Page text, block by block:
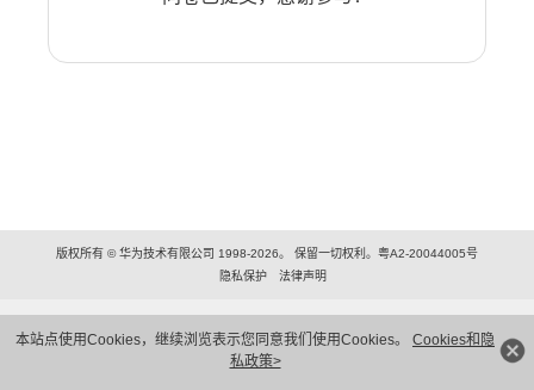
本站点使用Cookies，继续浏览表示您同意我们使用Cookies。 Cookies和隐
私政策>
版权所有 © 华为技术有限公司 1998-2026。 保留一切权利。粤A2-20044005号
隐私保护
法律声明